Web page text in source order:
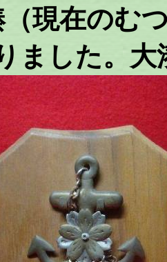
現在のむ
ました。